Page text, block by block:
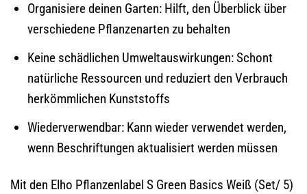
Organisiere deinen Garten: Hilft, den Überblick über
verschiedene Pflanzenarten zu behalten
Keine schädlichen Umweltauswirkungen: Schont
natürliche Ressourcen und reduziert den Verbrauch
herkömmlichen Kunststoffs
Wiederverwendbar: Kann wieder verwendet werden,
wenn Beschriftungen aktualisiert werden müssen
Mit den Elho Pflanzenlabel S Green Basics Weiß (Set/ 5)